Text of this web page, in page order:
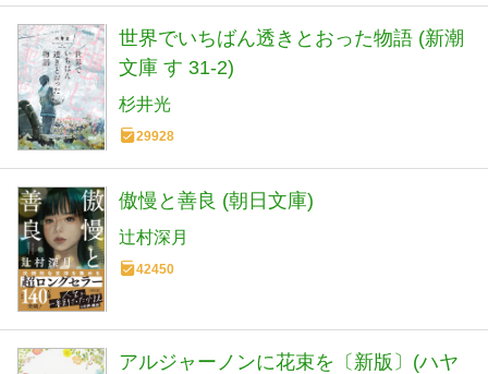
世界でいちばん透きとおった物語 (新潮
文庫 す 31-2)
杉井光
29928
傲慢と善良 (朝日文庫)
辻村深月
42450
アルジャーノンに花束を〔新版〕(ハヤ